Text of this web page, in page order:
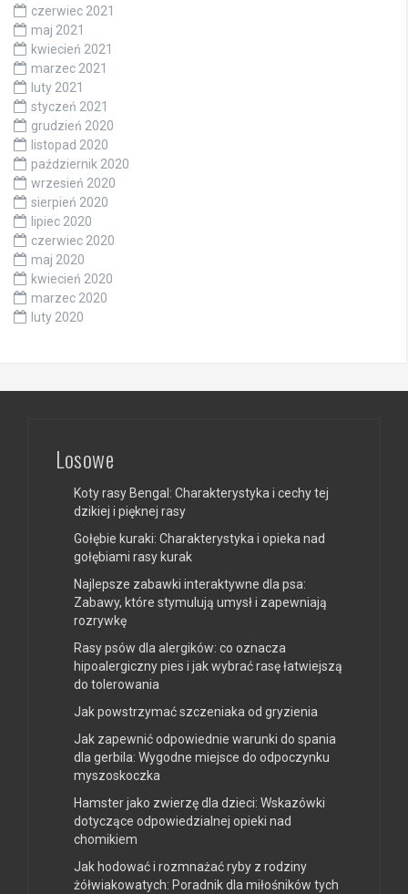
czerwiec 2021
maj 2021
kwiecień 2021
marzec 2021
luty 2021
styczeń 2021
grudzień 2020
listopad 2020
październik 2020
wrzesień 2020
sierpień 2020
lipiec 2020
czerwiec 2020
maj 2020
kwiecień 2020
marzec 2020
luty 2020
Losowe
Koty rasy Bengal: Charakterystyka i cechy tej
dzikiej i pięknej rasy
Gołębie kuraki: Charakterystyka i opieka nad
gołębiami rasy kurak
Najlepsze zabawki interaktywne dla psa:
Zabawy, które stymulują umysł i zapewniają
rozrywkę
Rasy psów dla alergików: co oznacza
hipoalergiczny pies i jak wybrać rasę łatwiejszą
do tolerowania
Jak powstrzymać szczeniaka od gryzienia
Jak zapewnić odpowiednie warunki do spania
dla gerbila: Wygodne miejsce do odpoczynku
myszoskoczka
Hamster jako zwierzę dla dzieci: Wskazówki
dotyczące odpowiedzialnej opieki nad
chomikiem
Jak hodować i rozmnażać ryby z rodziny
żółwiakowatych: Poradnik dla miłośników tych